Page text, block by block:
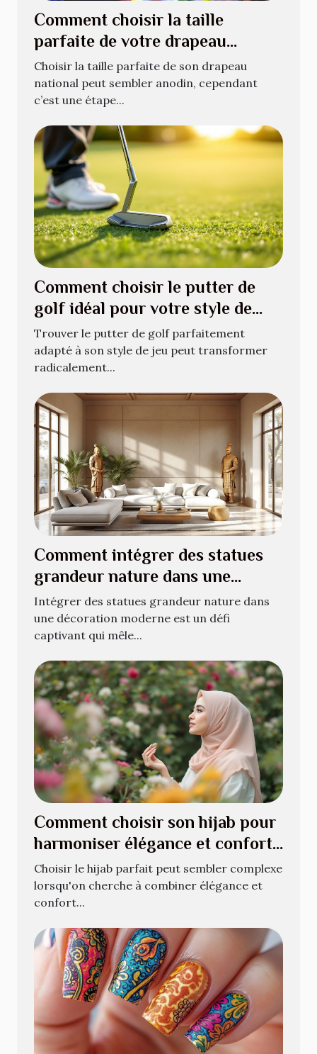
Comment choisir la taille
parfaite de votre drapeau
national ?
Choisir la taille parfaite de son drapeau
national peut sembler anodin, cependant
c’est une étape...
Comment choisir le putter de
golf idéal pour votre style de
jeu ?
Trouver le putter de golf parfaitement
adapté à son style de jeu peut transformer
radicalement...
Comment intégrer des statues
grandeur nature dans une
décoration moderne ?
Intégrer des statues grandeur nature dans
une décoration moderne est un défi
captivant qui mêle...
Comment choisir son hijab pour
harmoniser élégance et confort
?
Choisir le hijab parfait peut sembler complexe
lorsqu'on cherche à combiner élégance et
confort...